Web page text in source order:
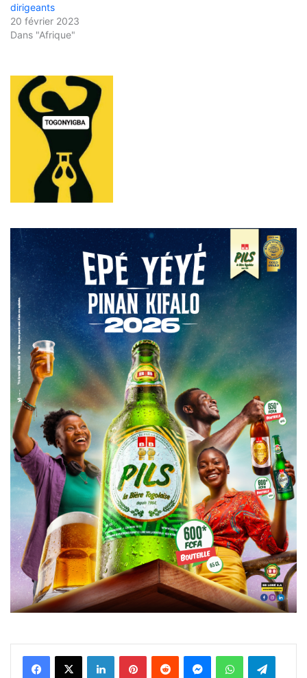
dirigeants
20 février 2023
Dans "Afrique"
FacebookX Linkedin PinterestReddit MessengerWhatsAppTelegram